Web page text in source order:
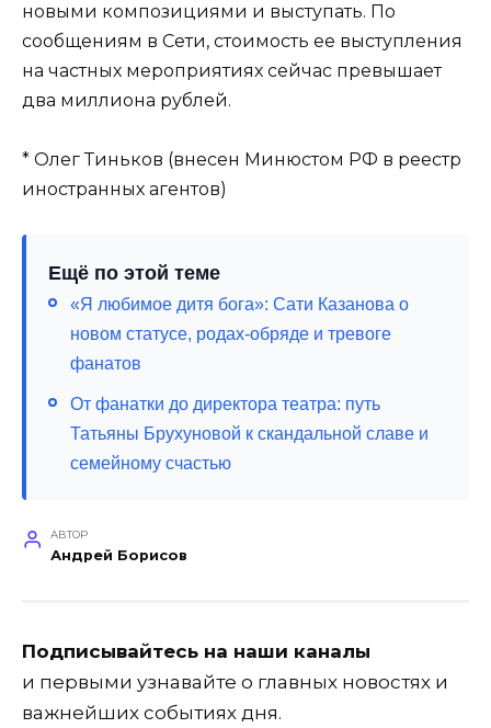
новыми композициями и выступать. По
сообщениям в Сети, стоимость ее выступления
на частных мероприятиях сейчас превышает
два миллиона рублей.
* Олег Тиньков (внесен Минюстом РФ в реестр
иностранных агентов)
Ещё по этой теме
«Я любимое дитя бога»: Сати Казанова о
новом статусе, родах-обряде и тревоге
фанатов
От фанатки до директора театра: путь
Татьяны Брухуновой к скандальной славе и
семейному счастью
АВТОР
Андрей Борисов
Подписывайтесь на наши каналы
и первыми узнавайте о главных новостях и
важнейших событиях дня.